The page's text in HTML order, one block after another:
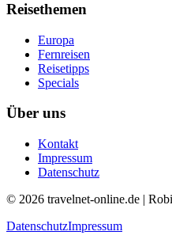
Reisethemen
Europa
Fernreisen
Reisetipps
Specials
Über uns
Kontakt
Impressum
Datenschutz
© 2026 travelnet-online.de |
DatenschutzImpressum